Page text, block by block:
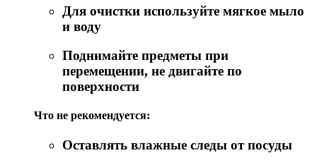
Для очистки используйте мягкое мыло
и воду
Поднимайте предметы при
перемещении, не двигайте по
поверхности
Что не рекомендуется:
Оставлять влажные следы от посуды